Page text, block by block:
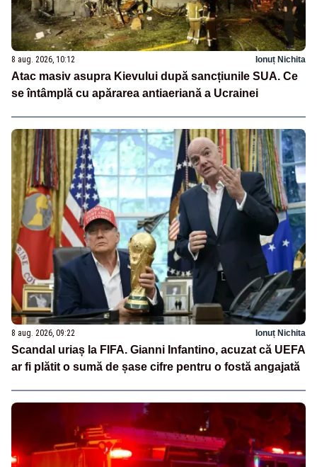
8 aug. 2026, 10:12 Ionuț Nichita
Atac masiv asupra Kievului după sancțiunile SUA. Ce
se întâmplă cu apărarea antiaeriană a Ucrainei
8 aug. 2026, 09:22 Ionuț Nichita
Scandal uriaș la FIFA. Gianni Infantino, acuzat că UEFA
ar fi plătit o sumă de șase cifre pentru o fostă angajată